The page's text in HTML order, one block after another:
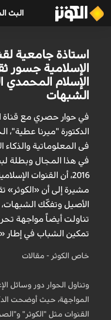
البث
استاذة جامعية
الإسلامية جسور
الإسلام
الشبهات
في حوار حصري مع قناة
الدکتورة "میرنا عطیة"،
فی المعلوماتیة
في هذا المجال وبطلة
2016، أن القنوات
مشیرة إلى أن «الکوثر»
الأصیل وتفکّك
تناولت أیضاً مواجهة
تمکين الشباب في إطار
خاص الكوثر - مقالات
وتناول الحوار دور وسائل
المواجهة، حیث أوضحت
القنوات مثل "الکوثر"